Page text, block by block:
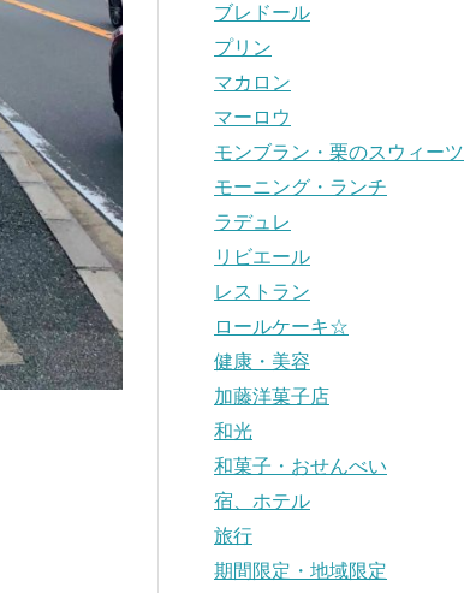
ブレドール
プリン
マカロン
マーロウ
モンブラン・栗のスウィーツ
モーニング・ランチ
ラデュレ
リビエール
レストラン
ロールケーキ☆
健康・美容
加藤洋菓子店
和光
和菓子・おせんべい
宿、ホテル
旅行
期間限定・地域限定